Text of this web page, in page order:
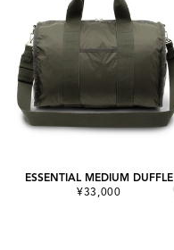
ESSENTIAL MEDIUM DUFFLE
¥33,000